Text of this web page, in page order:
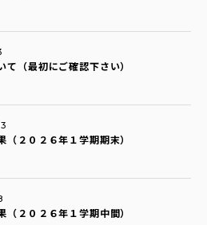
て（最初にご確認下さい）
（２０２６年１学期期末）
（２０２６年１学期中間）